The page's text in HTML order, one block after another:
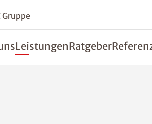
Gruppe
LeistungenRatgeber